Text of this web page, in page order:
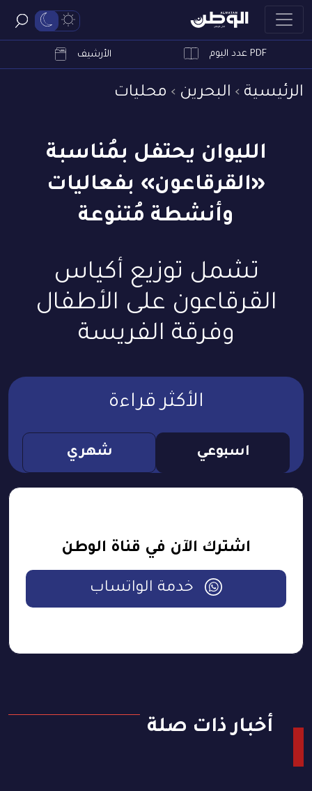
PDF عدد اليوم الأرشيف
الرئيسية البحرين محليات
الليوان يحتفل بمُناسبة
«القرقاعون» بفعاليات
وأنشطة مُتنوعة
تشمل توزيع أكياس
القرقاعون على الأطفال
وفرقة الفريسة
الأكثر قراءة
اسبوعي شهري
اشترك الآن في قناة الوطن
خدمة الواتساب
أخبار ذات صلة